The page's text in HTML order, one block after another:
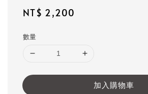
Regular
NT$ 2,200
數量
加入購物車